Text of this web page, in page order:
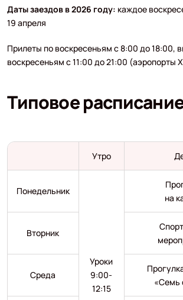
Даты заездов в 2026 году: каждое
19 апреля
Прилеты по воскресеньям с 8:00 до 18:00,
воскресеньям с 11:00 до 21:00 (аэропорты
Типовое
Утро
Понедельник
Уроки
9:00-
12:15
на
Вторник
Среда
«Семь